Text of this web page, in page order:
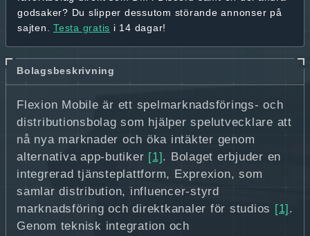
godsaker? Du slipper dessutom störande annonser på
sajten. Testa gratis i 14 dagar!
Bolagsbeskrivning
Flexion Mobile är ett spelmarknadsförings- och
distributionsbolag som hjälper spelutvecklare att
nå nya marknader och öka intäkter genom
alternativa app‑butiker [1] . Bolaget erbjuder en
integrerad tjänsteplattform, Exprexion, som
samlar distribution, influencer‑styrd
marknadsföring och direktkanaler för studios [1] .
Genom teknisk integration och